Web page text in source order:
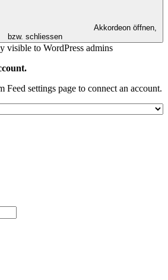
Akkordeon öffnen,
bzw. schliessen
visible to WordPress admins
Feed settings page to connect an account.